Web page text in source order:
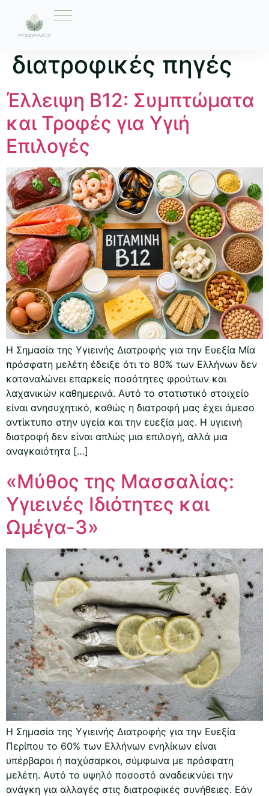
Ετικέτα:
διατροφικές πηγές
Έλλειψη Β12: Συμπτώματα
και Τροφές για Υγιή
Επιλογές
Η Σημασία της Υγιεινής Διατροφής για την Ευεξία Μία
πρόσφατη μελέτη έδειξε ότι το 80% των Ελλήνων δεν
καταναλώνει επαρκείς ποσότητες φρούτων και
λαχανικών καθημερινά. Αυτό το στατιστικό στοιχείο
είναι ανησυχητικό, καθώς η διατροφή μας έχει άμεσο
αντίκτυπο στην υγεία και την ευεξία μας. Η υγιεινή
διατροφή δεν είναι απλώς μια επιλογή, αλλά μια
αναγκαιότητα […]
«Μύθος της Μασσαλίας:
Υγιεινές Ιδιότητες και
Ωμέγα-3»
Η Σημασία της Υγιεινής Διατροφής για την Ευεξία
Περίπου το 60% των Ελλήνων ενηλίκων είναι
υπέρβαροι ή παχύσαρκοι, σύμφωνα με πρόσφατη
μελέτη. Αυτό το υψηλό ποσοστό αναδεικνύει την
ανάγκη για αλλαγές στις διατροφικές συνήθειες. Εάν